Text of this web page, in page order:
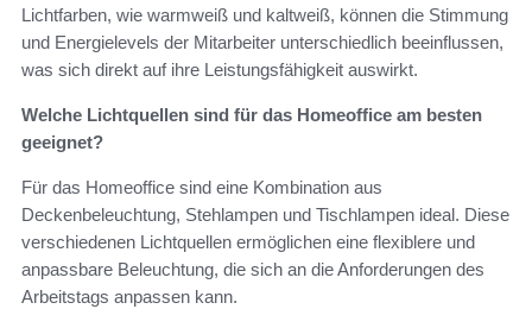
Lichtfarben, wie warmweiß und kaltweiß, können die Stimmung
und Energielevels der Mitarbeiter unterschiedlich beeinflussen,
was sich direkt auf ihre Leistungsfähigkeit auswirkt.
Welche Lichtquellen sind für das Homeoffice am besten
geeignet?
Für das Homeoffice sind eine Kombination aus
Deckenbeleuchtung, Stehlampen und Tischlampen ideal. Diese
verschiedenen Lichtquellen ermöglichen eine flexiblere und
anpassbare Beleuchtung, die sich an die Anforderungen des
Arbeitstags anpassen kann.